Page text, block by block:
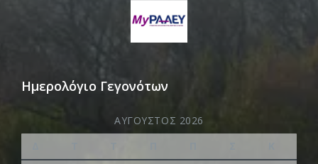
Ημερολόγιο Γεγονότων
ΑΎΓΟΥΣΤΟΣ 2026